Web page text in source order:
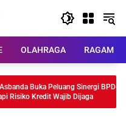
OLAHRAGA RAGAM
Buka Peluang Sinergi BPD-
Kredit Wajib Dijaga